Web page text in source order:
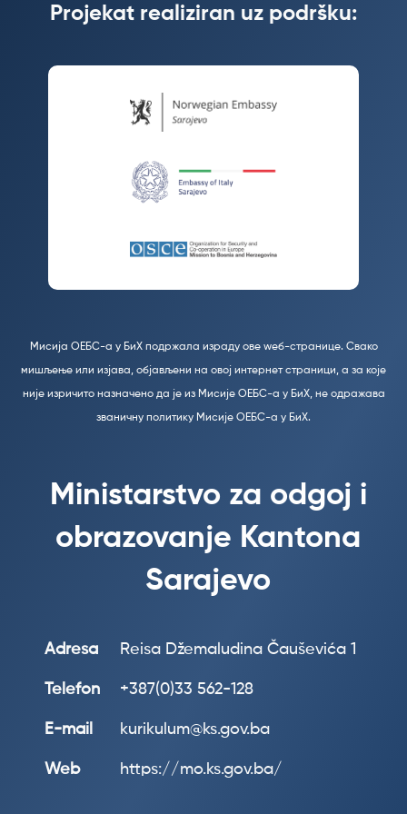
Projekat realiziran uz podršku:
Мисија ОЕБС-а у БиХ подржала израду ове wеб-странице. Свако
мишљење или изјава, објављени на овој интернет страници, а за које
није изричито назначено да је из Мисије ОЕБС-а у БиХ, не одражава
званичну политику Мисије ОЕБС-а у БиХ.
Ministarstvo za odgoj i
obrazovanje Kantona
Sarajevo
Adresa Reisa Džemaludina Čauševića 1
Telefon +387(0)33 562-128
E-mail kurikulum@ks.gov.ba
Web https://mo.ks.gov.ba/